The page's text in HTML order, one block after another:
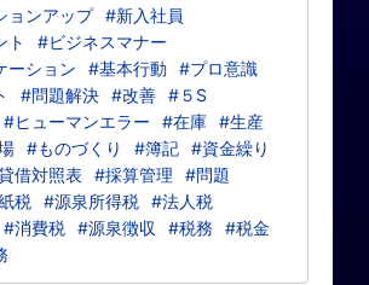
ョンアップ #新入社員
ト
#ビジネスマナー
ーション
#基本行動
#プロ意識
#問題解決 #改善 #５S
#ヒューマンエラー #在庫 #生産
#ものづくり #簿記 #資金繰り
借対照表 #採算管理
#問題
税 #源泉所得税 #法人税
#消費税 #源泉徴収 #税務
#税金